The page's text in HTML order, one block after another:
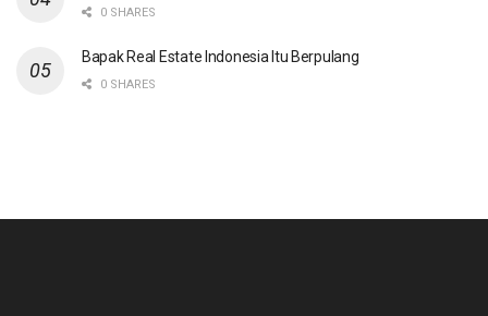
0 SHARES
Bapak Real Estate Indonesia Itu Berpulang
0 SHARES